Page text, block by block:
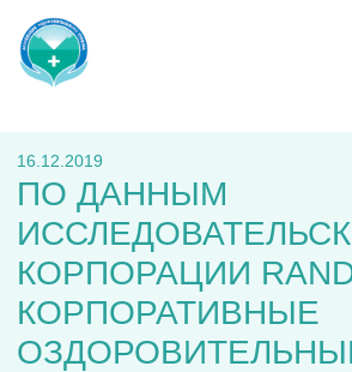
16.12.2019
ПО ДАННЫМ
КОРПОРАЦИИ
КОРПОРАТИВНЫЕ